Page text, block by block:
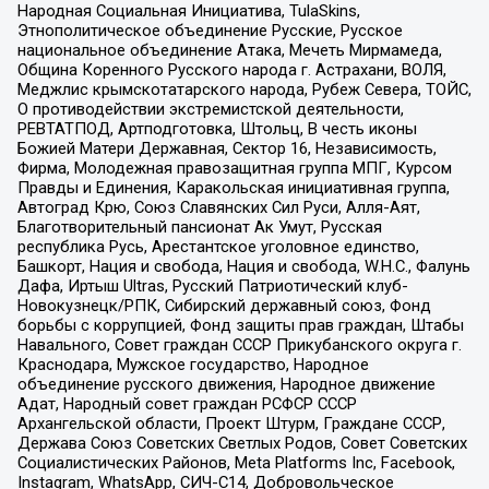
Народная Социальная Инициатива, TulaSkins,
Этнополитическое объединение Русские, Русское
национальное объединение Атака, Мечеть Мирмамеда,
Община Коренного Русского народа г. Астрахани, ВОЛЯ,
Меджлис крымскотатарского народа, Рубеж Севера, ТОЙС,
О противодействии экстремистской деятельности,
РЕВТАТПОД, Артподготовка, Штольц, В честь иконы
Божией Матери Державная, Сектор 16, Независимость,
Фирма, Молодежная правозащитная группа МПГ, Курсом
Правды и Единения, Каракольская инициативная группа,
Автоград Крю, Союз Славянских Сил Руси, Алля-Аят,
Благотворительный пансионат Ак Умут, Русская
республика Русь, Арестантское уголовное единство,
Башкорт, Нация и свобода, Нация и свобода, W.H.С., Фалунь
Дафа, Иртыш Ultras, Русский Патриотический клуб-
Новокузнецк/РПК, Сибирский державный союз, Фонд
борьбы с коррупцией, Фонд защиты прав граждан, Штабы
Навального, Совет граждан СССР Прикубанского округа г.
Краснодара, Мужское государство, Народное
объединение русского движения, Народное движение
Адат, Народный совет граждан РСФСР СССР
Архангельской области, Проект Штурм, Граждане СССР,
Держава Союз Советских Светлых Родов, Совет Советских
Социалистических Районов, Meta Platforms Inc, Facebook,
Instagram, WhatsApp, СИЧ-С14, Добровольческое